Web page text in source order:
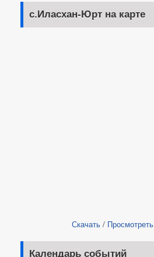
с.Иласхан-Юрт на карте
Скачать/ Просмотреть
Календарь событий